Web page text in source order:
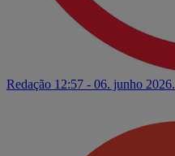
Redação 12:57 - 06. junho 2026.